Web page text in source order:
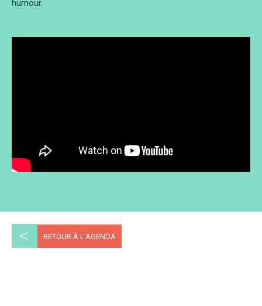
humour.
< RETOUR À L'AGENDA